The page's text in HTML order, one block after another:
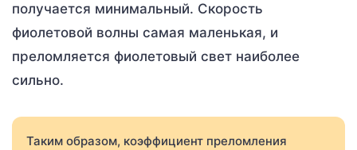
получается минимальный. Скорость
фиолетовой волны самая маленькая, и
преломляется фиолетовый свет наиболее
сильно.
Таким образом, коэффициент преломления